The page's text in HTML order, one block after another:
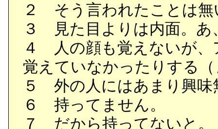
２ そう言われたことは
３ 見た目よりは内面。あ
４ 人の顔も覚えないが、
覚えていなかったりする
５ 外の人にはあまり興味
６ 持ってません。
７ だから持ってないと。